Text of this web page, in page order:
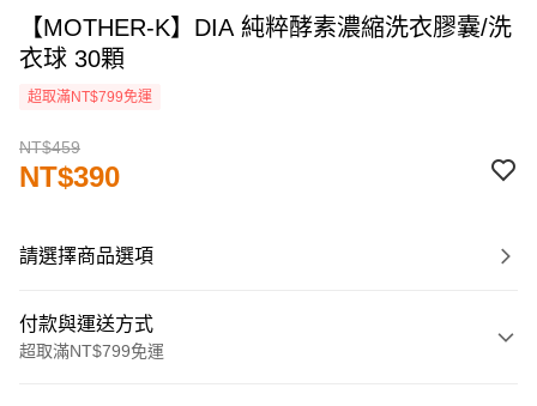
【MOTHER-K】DIA 純粹酵素濃縮洗衣膠囊/洗
衣球 30顆
超取滿NT$799免運
NT$459
NT$390
請選擇商品選項
付款與運送方式
超取滿NT$799免運